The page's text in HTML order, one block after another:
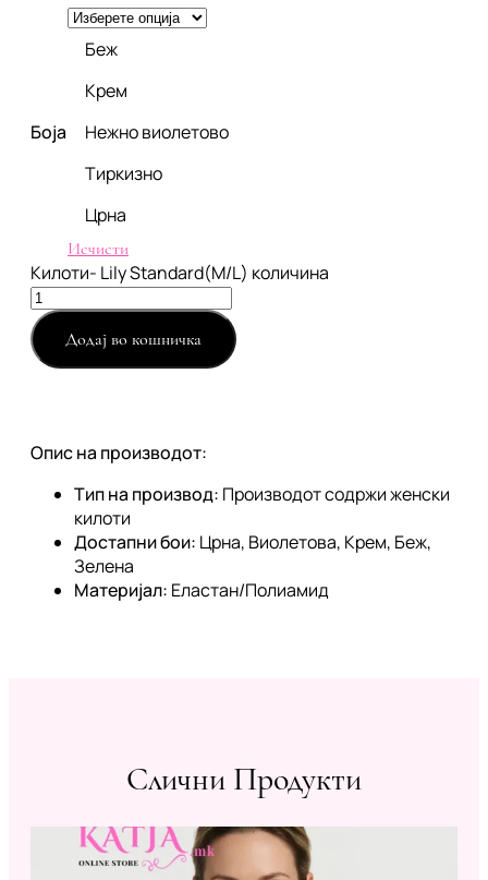
Боја
Беж
Крем
Нежно виолетово
Тиркизно
Црна
Исчисти
Килоти- Lily Standard(M/L) количина
Додај во кошничка
Опис на производот:
Тип на производ: Производот содржи женски
килоти
Достапни бои: Црна, Виолетова, Крем, Беж,
Зелена
Материјал: Еластан/Полиамид
Слични Продукти